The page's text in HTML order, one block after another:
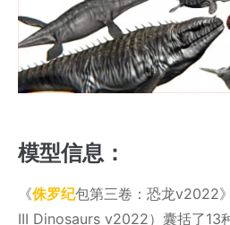
模型信息：
《侏罗纪包第三卷：恐龙v2022
III Dinosaurs v2022）囊括了13